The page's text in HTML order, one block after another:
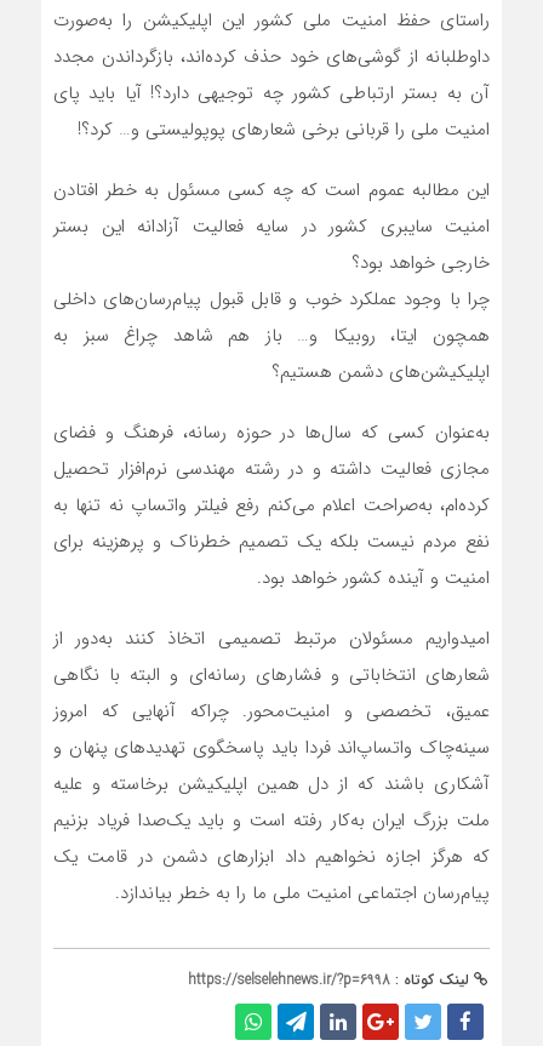
راستای حفظ امنیت ملی کشور این اپلیکیشن را به‌صورت
داوطلبانه از گوشی‌های خود حذف کرده‌اند، بازگرداندن مجدد
آن به بستر ارتباطی کشور چه توجیهی دارد؟! آیا باید پای
امنیت ملی را قربانی برخی شعارهای پوپولیستی و… کرد؟!
این مطالبه عموم است که چه کسی مسئول به خطر افتادن
امنیت سایبری کشور در سایه فعالیت آزادانه این بستر
خارجی خواهد بود؟
چرا با وجود عملکرد خوب و قابل قبول پیام‌رسان‌های داخلی
همچون ایتا، روبیکا و… باز هم شاهد چراغ سبز به
اپلیکیشن‌های دشمن هستیم؟
به‌عنوان کسی که سال‌ها در حوزه رسانه، فرهنگ و فضای
مجازی فعالیت داشته و در رشته مهندسی نرم‌افزار تحصیل
کرده‌ام، به‌صراحت اعلام می‌کنم رفع فیلتر واتساپ نه تنها به
نفع مردم نیست بلکه یک تصمیم خطرناک و پرهزینه برای
امنیت و آینده کشور خواهد بود.
امیدواریم مسئولان مرتبط تصمیمی اتخاذ کنند به‌دور از
شعارهای انتخاباتی و فشارهای رسانه‌ای و البته با نگاهی
عمیق، تخصصی و امنیت‌محور. چراکه آنهایی که امروز
سینه‌چاک واتساپ‌اند فردا باید پاسخگوی تهدیدهای پنهان و
آشکاری باشند که از دل همین اپلیکیشن برخاسته و علیه
ملت بزرگ ایران به‌کار رفته است و باید یک‌صدا فریاد بزنیم
که هرگز اجازه نخواهیم داد ابزارهای دشمن در قامت یک
پیام‌رسان اجتماعی امنیت ملی ما را به خطر بیاندازد.
لینک کوتاه : https://selselehnews.ir/?p=6998